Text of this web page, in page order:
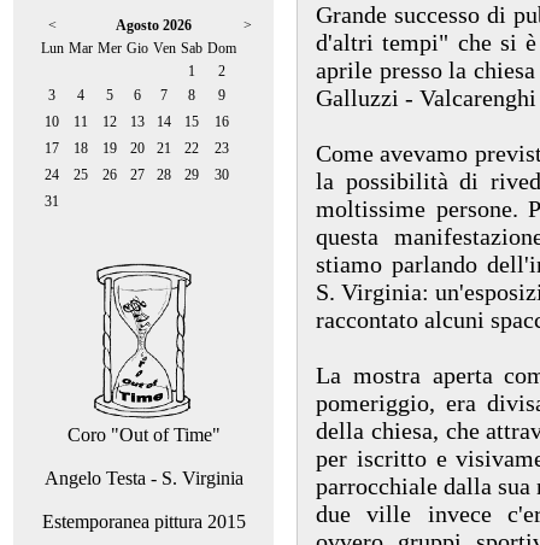
< Agosto 2026
>
Lun Mar Mer Gio Ven Sab Dom
1
2
3
4 5 6 7 8
9
10
11 12 13 14 15
16
17
18 19 20 21 22
23
24
25 26 27 28 29
30
31
Coro "Out of Time"
Angelo Testa - S. Virginia
Estemporanea pittura 2015
Grande successo di
d'altri tempi" che si è
aprile presso la
Galluzzi -
Come avevamo
la possibilità di
moltissime persone.
questa
stiamo parlando
S. Virginia:
raccontato alcuni
La mostra aperta
pomeriggio, era
della chiesa, che
per iscritto e
parrocchiale dalla
due ville invece